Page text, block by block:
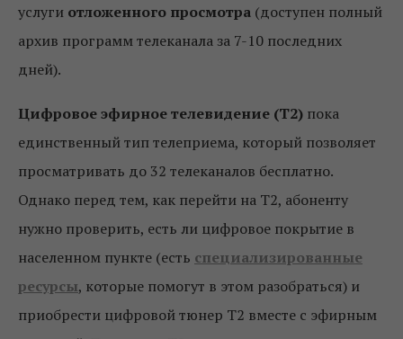
услуги отложенного просмотра (доступен полный
архив программ телеканала за 7-10 последних
дней).
Цифровое эфирное телевидение (Т2) пока
единственный тип телеприема, который позволяет
просматривать до 32 телеканалов бесплатно.
Однако перед тем, как перейти на Т2, абоненту
нужно проверить, есть ли цифровое покрытие в
населенном пункте (есть специализированные
ресурсы, которые помогут в этом разобраться) и
приобрести цифровой тюнер Т2 вместе с эфирным